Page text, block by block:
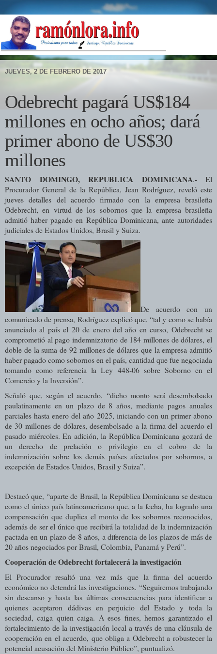
JUEVES, 2 DE FEBRERO DE 2017
Odebrecht pagará US$184
millones en ocho años; dará
primer abono de US$30
millones
SANTO DOMINGO, REPUBLICA DOMINICANA.- El
Procurador General de la República, Jean Rodríguez, reveló este
jueves detalles del acuerdo firmado con la empresa brasileña
Odebrecht, en virtud de los sobornos que la empresa brasileña
admitió haber pagado en República Dominicana, ante autoridades
judiciales de Estados Unidos, Brasil y Suiza.
De acuerdo con un
comunicado de prensa, Rodríguez explicó que, “tal y como se había
anunciado al país el 20 de enero del año en curso, Odebrecht se
comprometió al pago indemnizatorio de 184 millones de dólares, el
doble de la suma de 92 millones de dólares que la empresa admitió
haber pagado como sobornos en el país, cantidad que fue negociada
tomando como referencia la Ley 448-06 sobre Soborno en el
Comercio y la Inversión”.
Señaló que, según el acuerdo, “dicho monto será desembolsado
paulatinamente en un plazo de 8 años, mediante pagos anuales
parciales hasta enero del año 2025, iniciando con un primer abono
de 30 millones de dólares, desembolsado a la firma del acuerdo el
pasado miércoles. En adición, la República Dominicana gozará de
un derecho de prelación o privilegio en el cobro de la
indemnización sobre los demás países afectados por sobornos, a
excepción de Estados Unidos, Brasil y Suiza”.
Destacó que, “aparte de Brasil, la República Dominicana se destaca
como el único país latinoamericano que, a la fecha, ha logrado una
compensación que duplica el monto de los sobornos reconocidos,
además de ser el único que recibirá la totalidad de la indemnización
pactada en un plazo de 8 años, a diferencia de los plazos de más de
20 años negociados por Brasil, Colombia, Panamá y Perú”.
Cooperación de Odebrecht fortalecerá la investigación
El Procurador resaltó una vez más que la firma del acuerdo
económico no detendrá las investigaciones. “Seguiremos trabajando
sin descanso y hasta las últimas consecuencias para identificar a
quienes aceptaron dádivas en perjuicio del Estado y toda la
sociedad, caiga quien caiga. A esos fines, hemos garantizado el
fortalecimiento de la investigación local a través de una cláusula de
cooperación en el acuerdo, que obliga a Odebrecht a robustecer la
potencial acusación del Ministerio Público”, puntualizó.